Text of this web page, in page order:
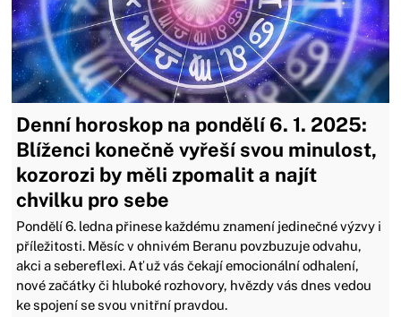
Denní horoskop na pondělí 6. 1. 2025:
Blíženci konečně vyřeší svou minulost,
kozorozi by měli zpomalit a najít
chvilku pro sebe
Pondělí 6. ledna přinese každému znamení jedinečné výzvy i
příležitosti. Měsíc v ohnivém Beranu povzbuzuje odvahu,
akci a sebereflexi. Ať už vás čekají emocionální odhalení,
nové začátky či hluboké rozhovory, hvězdy vás dnes vedou
ke spojení se svou vnitřní pravdou.